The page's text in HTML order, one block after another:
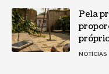
Pela
NOTÍCIAS